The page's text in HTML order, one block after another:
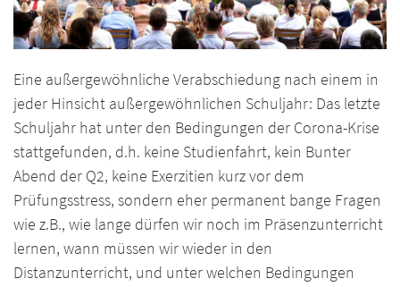
Eine außergewöhnliche Verabschiedung nach einem in
jeder Hinsicht außergewöhnlichen Schuljahr: Das letzte
Schuljahr hat unter den Bedingungen der Corona-Krise
stattgefunden, d.h. keine Studienfahrt, kein Bunter
Abend der Q2, keine Exerzitien kurz vor dem
Prüfungsstress, sondern eher permanent bange Fragen
wie z.B., wie lange dürfen wir noch im Präsenzunterricht
lernen, wann müssen wir wieder in den
Distanzunterricht, und unter welchen Bedingungen